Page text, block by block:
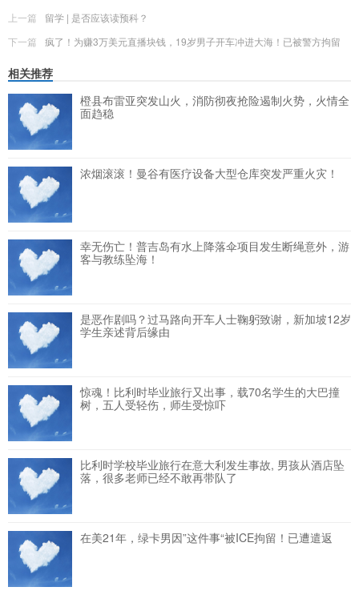
上一篇
留学 | 是否应该读预科？
下一篇
疯了！为赚3万美元直播块钱，19岁男子开车冲进大海！已被警方拘留
相关推荐
橙县布雷亚突发山火，消防彻夜抢险遏制火势，火情全
面趋稳
浓烟滚滚！曼谷有医疗设备大型仓库突发严重火灾！
幸无伤亡！普吉岛有水上降落伞项目发生断绳意外，游
客与教练坠海！
是恶作剧吗？过马路向开车人士鞠躬致谢，新加坡12岁
学生亲述背后缘由
惊魂！比利时毕业旅行又出事，载70名学生的大巴撞
树，五人受轻伤，师生受惊吓
比利时学校毕业旅行在意大利发生事故, 男孩从酒店坠
落，很多老师已经不敢再带队了
在美21年，绿卡男因”这件事“被ICE拘留！已遭遣返